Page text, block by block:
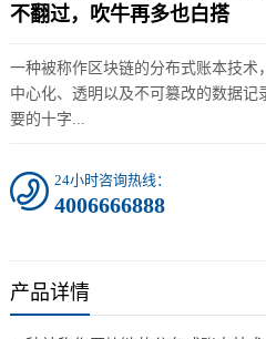
不翻过，吹牛再多也白搭
一种被称作区块链的分布式账本技术
中心化、透明以及不可篡改的数据
要的十字...
24小时咨询热线：
4006666888
产品详情